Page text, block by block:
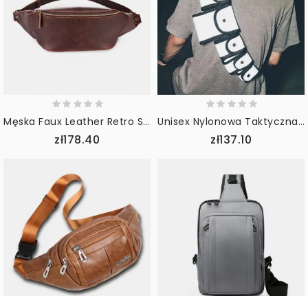
Męska Faux Leather Retro Sport Multi-Carry Talia Torba Sling Bag Chest Bag
zł178.40
Unisex Nylonowa Taktyczna Odblaskowa Colorfuol Laserowa Gra Na Świeżym Powietrzu Z Wieloma Kieszeniami Na Klatkę Piersiową W Talii
zł137.10